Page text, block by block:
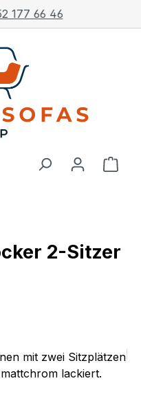
ab 1.000€**
2-Sitzer